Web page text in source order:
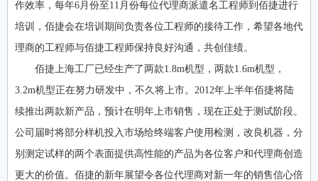
作效率，每年6月份至11月份每位代理商派遣名工程师到佰捷进行
培训，佰捷会在培训期间负责各位工程师的接待工作，希望各地代
理商的工程师与佰捷工程师保持良好沟通，共创佳绩。
佰捷上海工厂已经生产了两款1.8m机型，两款1.6m机型，
3.2m机型正在努力研发中，不久将上市。2012年上半年佰捷将陆
续推出两款新产品，预计在明年上市销售，现在正处于测试阶段。
公司届时将部分样机投入市场给终端客户使用检测，改良机器，分
别测定试样的两个表面提供高性能的产品为各位客户和代理商创造
更大的价值。佰捷的新年展望令各位代理商对新一年的销售信心倍